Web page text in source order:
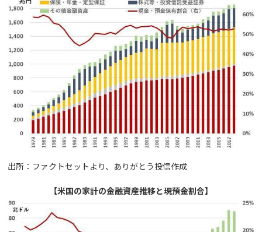
出所：ファクトセットより、ありがとう投信作成
【米国の家計の金融資産推移と現預金割合】